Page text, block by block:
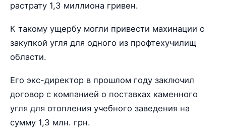
растрату 1,3 миллиона гривен.
К такому ущербу могли привести махинации с
закупкой угля для одного из профтехучилищ
области.
Его экс-директор в прошлом году заключил
договор с компанией о поставках каменного
угля для отопления учебного заведения на
сумму 1,3 млн. грн.